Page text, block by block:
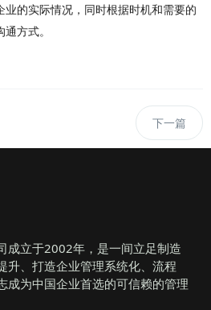
业的实际情况，同时根据时机和需要的
方式。
下一篇
成立于2002年，是一间立足制造
升、打造企业管理系统化、流程
成为中国企业首选的可信赖的管理